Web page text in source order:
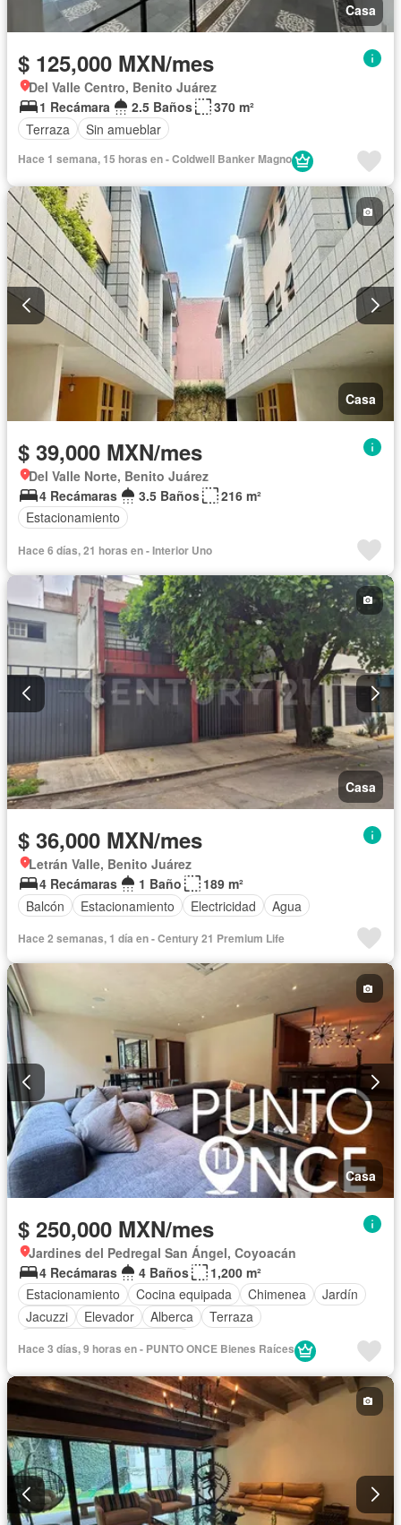
Casa
$ 125,000 MXN/mes
Del Valle Centro, Benito Juárez
1 Recámara
2.5 Baños
370 m²
Terraza
Sin amueblar
Hace 1 semana, 15 horas en - Coldwell Banker Magno
Casa
$ 39,000 MXN/mes
Del Valle Norte, Benito Juárez
4 Recámaras
3.5 Baños
216 m²
Estacionamiento
Hace 6 días, 21 horas en - Interior Uno
Casa
$ 36,000 MXN/mes
Letrán Valle, Benito Juárez
4 Recámaras
1 Baño
189 m²
Balcón
Estacionamiento Electricidad Agua
Hace 2 semanas, 1 día en - Century 21 Premium Life
Casa
$ 250,000 MXN/mes
Jardines del Pedregal San Ángel, Coyoacán
4 Recámaras
4 Baños
1,200 m²
Estacionamiento
Cocina equipada Chimenea
Jardín
Jacuzzi
Elevador Alberca
Terraza
Hace 3 días, 9 horas en - PUNTO ONCE Bienes Raíces